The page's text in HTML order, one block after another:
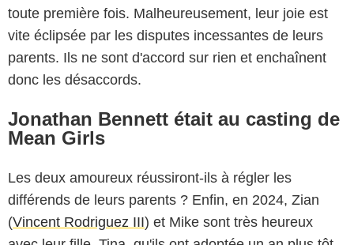
toute première fois. Malheureusement, leur joie est
vite éclipsée par les disputes incessantes de leurs
parents. Ils ne sont d'accord sur rien et enchaînent
donc les désaccords.
Jonathan Bennett était au casting de
Mean Girls
Les deux amoureux réussiront-ils à régler les
différends de leurs parents ? Enfin, en 2024, Zian
(Vincent Rodriguez III) et Mike sont très heureux